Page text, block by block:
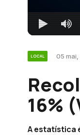
LOCAL 05 mai,
16%
A estatística